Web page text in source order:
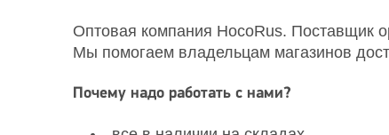
Оптовая компания HocoRus. Поставщик
Мы помогаем владельцам магазинов
Почему надо работать с нами?